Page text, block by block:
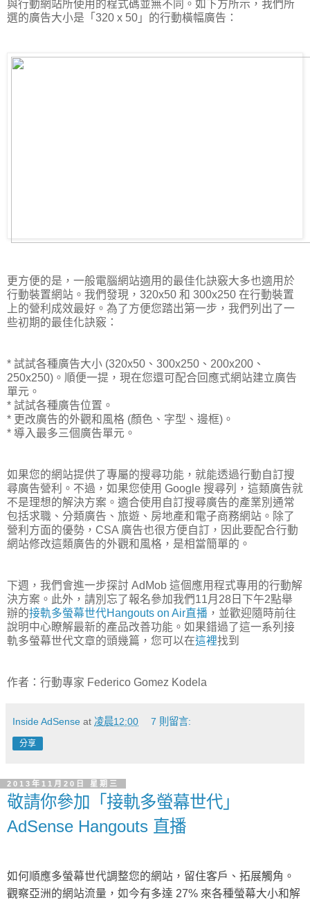
與行動網站所使用的程式碼並無不同。如下方所示，我們所
選的廣告大小是「320 x 50」的行動橫幅廣告：
更方便的是，一般電腦網站適用的最佳化訣竅大多也適用於
行動裝置網站。我們發現，320x50 和 300x250 在行動裝置
上的營利成效最好。為了方便您踏出第一步，我們列出了一
些初期的最佳化訣竅：
* 試試各種廣告大小 (320x50、300x250、200x200、
250x250)。順便一提，現在您還可配合回應式網站建立廣告
單元。
* 試試各種廣告位置。
* 更改廣告的外觀和風格 (顏色、字型、邊框)。
* 導入最多三個廣告單元。
如果您的網站提供了專屬的搜尋功能，就能透過行動自訂搜
尋廣告營利。不過，如果您使用 Google 搜尋列，這類廣告就
不是理想的解決方案。適合使用自訂搜尋廣告的產業別通常
包括求職、分類廣告、旅遊、房地產和電子商務網站。除了
營利方面的優勢，CSA 廣告也很方便自訂，因此要配合行動
網站修改這類廣告的外觀和風格，是相當簡單的。
下週，我們會進一步探討 AdMob 這個應用程式專用的行動解
決方案。此外，請別忘了報名參加我們11月28日下午2點舉
辦的接軌多螢幕世代Hangouts on Air直播 ，並歡迎隨時前往
說明中心瞭解最新的產品改善功能。如果錯過了這一系列接
軌多螢幕世代文章的頭幾篇，您可以在這裡找到
作者：行動專家 Federico Gomez Kodela
Inside AdSense at 凌晨12:00 7 則留言:
分享
2013年11月20日 星期三
敬請你參加「接軌多螢幕世代」
AdSense Hangouts 直播
如何順應多螢幕世代調整您的網站，留住客戶、拓展觸角。
觀察亞洲的網站流量，如今有多達 27% 來各種螢幕大小和解